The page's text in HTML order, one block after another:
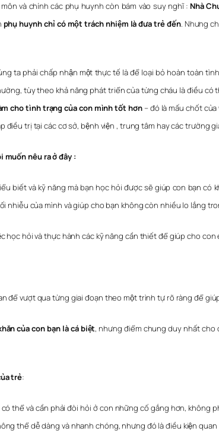
và chính các phụ huynh còn bám vào suy nghĩ : Nhà
phụ huynh chỉ có một trách nhiệm là đưa trẻ đến. Nhưng
ta phải chấp nhận một thực tế là để loại bỏ hoàn toàn
tùy theo khả năng phát triển của từng cháu là điều có
cho tình trạng của con mình tốt hơn– đó là mấu chốt
điều trị tại các cơ sở, bệnh viện , trung tâm hay các trường
muốn nêu ra ở đây :
biết và kỹ năng mà bạn học hỏi được sẽ giúp con bạn có
nhiễu của mình và giúp cho bạn không còn nhiều lo lắng
học hỏi và thực hành các kỹ năng cần thiết để giúp cho
để vượt qua từng giai đoạn theo một trình tự rõ ràng để
của con bạn là cá biệt, nhưng điểm chung duy nhất
trẻ:
thể và cần phải đòi hỏi ở con những cố gắng hơn,
thể dễ dàng và nhanh chóng, nhưng đó là điều kiện